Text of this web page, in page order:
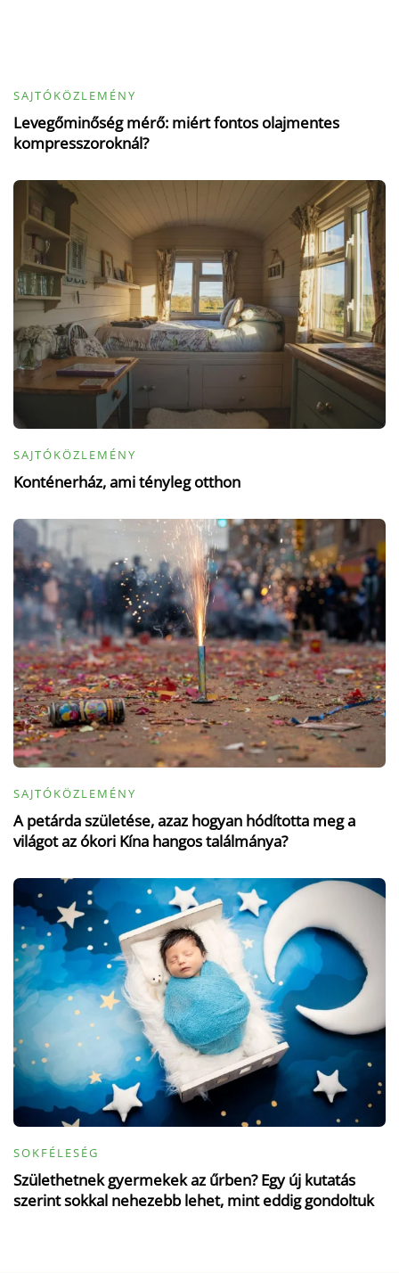
SAJTÓKÖZLEMÉNY
Levegőminőség mérő: miért fontos olajmentes
kompresszoroknál?
SAJTÓKÖZLEMÉNY
Konténerház, ami tényleg otthon
SAJTÓKÖZLEMÉNY
A petárda születése, azaz hogyan hódította meg a
világot az ókori Kína hangos találmánya?
SOKFÉLESÉG
Születhetnek gyermekek az űrben? Egy új kutatás
szerint sokkal nehezebb lehet, mint eddig gondoltuk